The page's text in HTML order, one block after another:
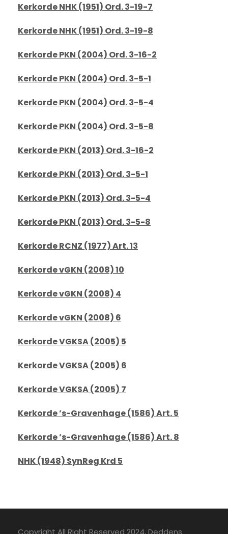
Kerkorde NHK (1951) Ord. 3-19-7
Kerkorde NHK (1951) Ord. 3-19-8
Kerkorde PKN (2004) Ord. 3-16-2
Kerkorde PKN (2004) Ord. 3-5-1
Kerkorde PKN (2004) Ord. 3-5-4
Kerkorde PKN (2004) Ord. 3-5-8
Kerkorde PKN (2013) Ord. 3-16-2
Kerkorde PKN (2013) Ord. 3-5-1
Kerkorde PKN (2013) Ord. 3-5-4
Kerkorde PKN (2013) Ord. 3-5-8
Kerkorde RCNZ (1977) Art. 13
Kerkorde vGKN (2008) 10
Kerkorde vGKN (2008) 4
Kerkorde vGKN (2008) 6
Kerkorde VGKSA (2005) 5
Kerkorde VGKSA (2005) 6
Kerkorde VGKSA (2005) 7
Kerkorde ’s-Gravenhage (1586) Art. 5
Kerkorde ’s-Gravenhage (1586) Art. 8
NHK (1948) SynReg Krd 5
Copyright All Right Reserved 2024, Deddens